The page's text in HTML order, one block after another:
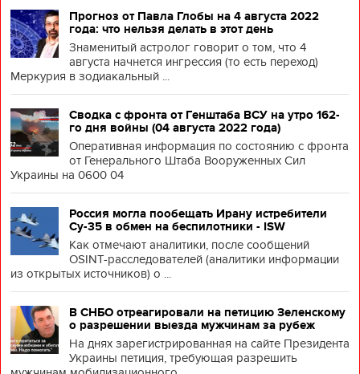
Прогноз от Павла Глобы на 4 августа 2022
года: что нельзя делать в этот день
Знаменитый астролог говорит о том, что 4
августа начнется ингрессия (то есть переход)
Меркурия в зодиакальный ...
Сводка с фронта от Генштаба ВСУ на утро 162-
го дня войны (04 августа 2022 года)
Оперативная информация по состоянию с фронта
от Генерального Штаба Вооруженных Сил
Украины на 0600 04
Россия могла пообещать Ирану истребители
Су-35 в обмен на беспилотники - ISW
Как отмечают аналитики, после сообщений
OSINT-расследователей (аналитики информации
из открытых источников) о ...
В СНБО отреагировали на петицию Зеленскому
о разрешении выезда мужчинам за рубеж
На днях зарегистрированная на сайте Президента
Украины петиция, требующая разрешить